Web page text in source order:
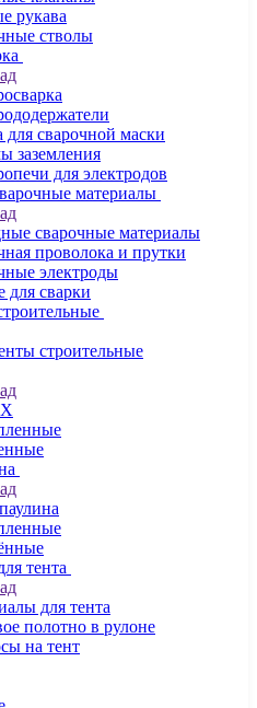
рукава
стволы
для сварочной маски
заземления
для электродов
материалы
сварочные материалы
проволока и прутки
электроды
для сварки
строительные
тента
для тента
полотно в рулоне
на тент